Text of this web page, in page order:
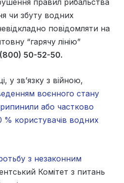
чи збуту водних
повідомляти на
“гарячу лінію”
50-52-50.
у зв’язку з війною,
воєнного стану
або частково
користувачів водних
з незаконним
Комітет з питань